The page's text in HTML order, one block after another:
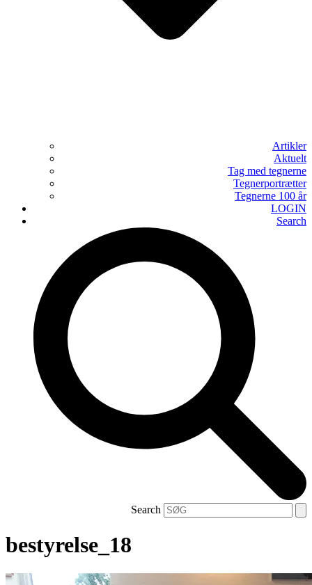
Artikler
Aktuelt
Tag med tegnerne
Tegnerportrætter
Tegnerne 100 år
LOGIN
Search
Search
bestyrelse_18